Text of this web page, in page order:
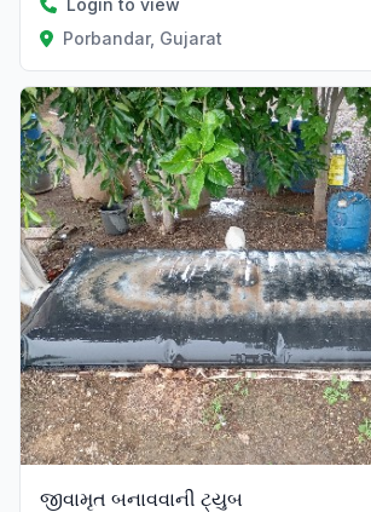
Porbandar, Gujarat
જીવામૃત બનાવવાની ટ્યુબ